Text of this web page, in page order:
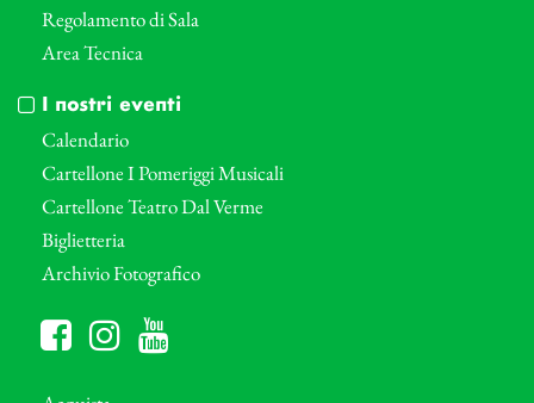
Regolamento di Sala
Area Tecnica
I nostri eventi
Calendario
Cartellone I Pomeriggi Musicali
Cartellone Teatro Dal Verme
Biglietteria
Archivio Fotografico